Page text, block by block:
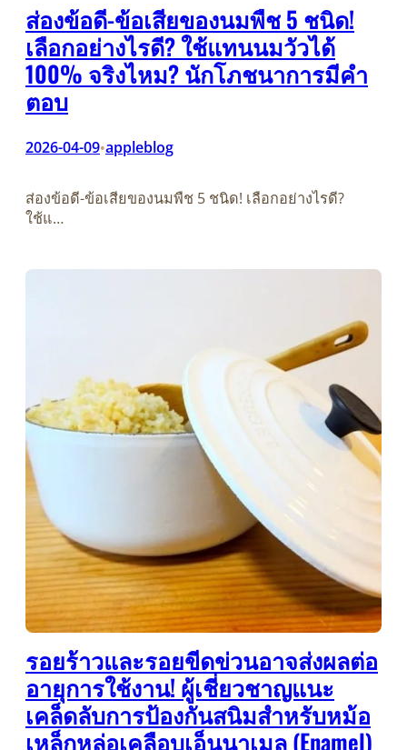
ส่องข้อดี-ข้อเสียของนมพืช 5 ชนิด!
เลือกอย่างไรดี? ใช้แทนนมวัวได้
100% จริงไหม? นักโภชนาการมีคำ
ตอบ
2026-04-09•appleblog
ส่องข้อดี-ข้อเสียของนมพืช 5 ชนิด! เลือกอย่างไรดี?
ใช้แ…
รอยร้าวและรอยขีดข่วนอาจส่งผลต่อ
อายุการใช้งาน! ผู้เชี่ยวชาญแนะ
เคล็ดลับการป้องกันสนิมสำหรับหม้อ
เหล็กหล่อเคลือบเอ็นนาเมล (Enamel)